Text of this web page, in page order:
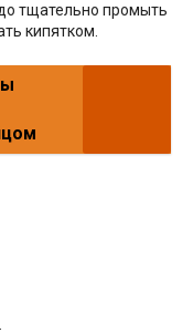
тщательно промыть
кипятком.